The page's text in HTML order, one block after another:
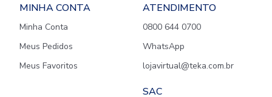
MINHA CONTA
Minha Conta
Meus Pedidos
Meus Favoritos
ATENDIMENTO
0800 644 0700
WhatsApp
lojavirtual@teka.com.br
SAC